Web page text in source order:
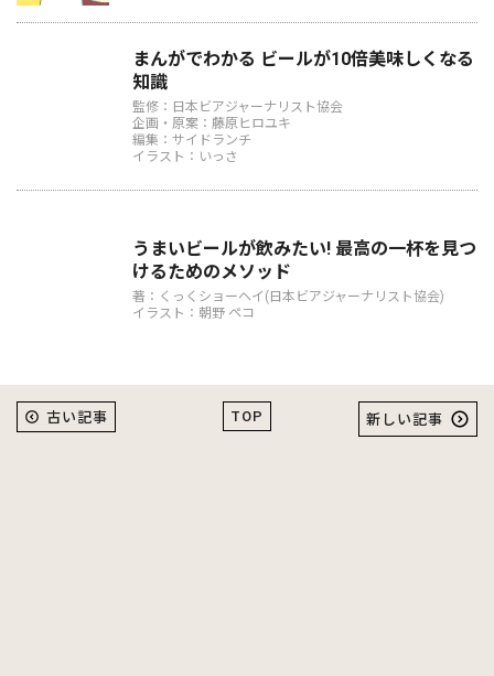
まんがでわかる ビールが10倍美味しくなる
知識
監修：日本ビアジャーナリスト協会
企画・原案：藤原ヒロユキ
イラスト：いっさ
うまいビールが飲みたい! 最高の一杯を見つ
けるためのメソッド